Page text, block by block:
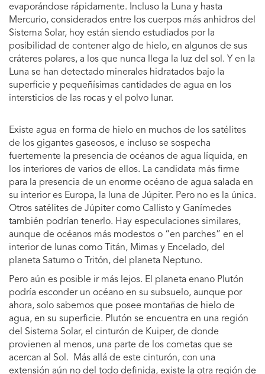
evaporándose rápidamente. Incluso la Luna y hasta
Mercurio, considerados entre los cuerpos más anhidros del
Sistema Solar, hoy están siendo estudiados por la
posibilidad de contener algo de hielo, en algunos de sus
cráteres polares, a los que nunca llega la luz del sol. Y en la
Luna se han detectado minerales hidratados bajo la
superficie y pequeñísimas cantidades de agua en los
intersticios de las rocas y el polvo lunar.
Existe agua en forma de hielo en muchos de los satélites
de los gigantes gaseosos, e incluso se sospecha
fuertemente la presencia de océanos de agua líquida, en
los interiores de varios de ellos. La candidata más firme
para la presencia de un enorme océano de agua salada en
su interior es Europa, la luna de Júpiter. Pero no es la única.
Otros satélites de Júpiter como Callisto y Ganímedes
también podrían tenerlo. Hay especulaciones similares,
aunque de océanos más modestos o “en parches” en el
interior de lunas como Titán, Mimas y Encelado, del
planeta Saturno o Tritón, del planeta Neptuno.
Pero aún es posible ir más lejos. El planeta enano Plutón
podría esconder un océano en su subsuelo, aunque por
ahora, solo sabemos que posee montañas de hielo de
agua, en su superficie. Plutón se encuentra en una región
del Sistema Solar, el cinturón de Kuiper, de donde
provienen al menos, una parte de los cometas que se
acercan al Sol. Más allá de este cinturón, con una
extensión aún no del todo definida, existe la otra región de